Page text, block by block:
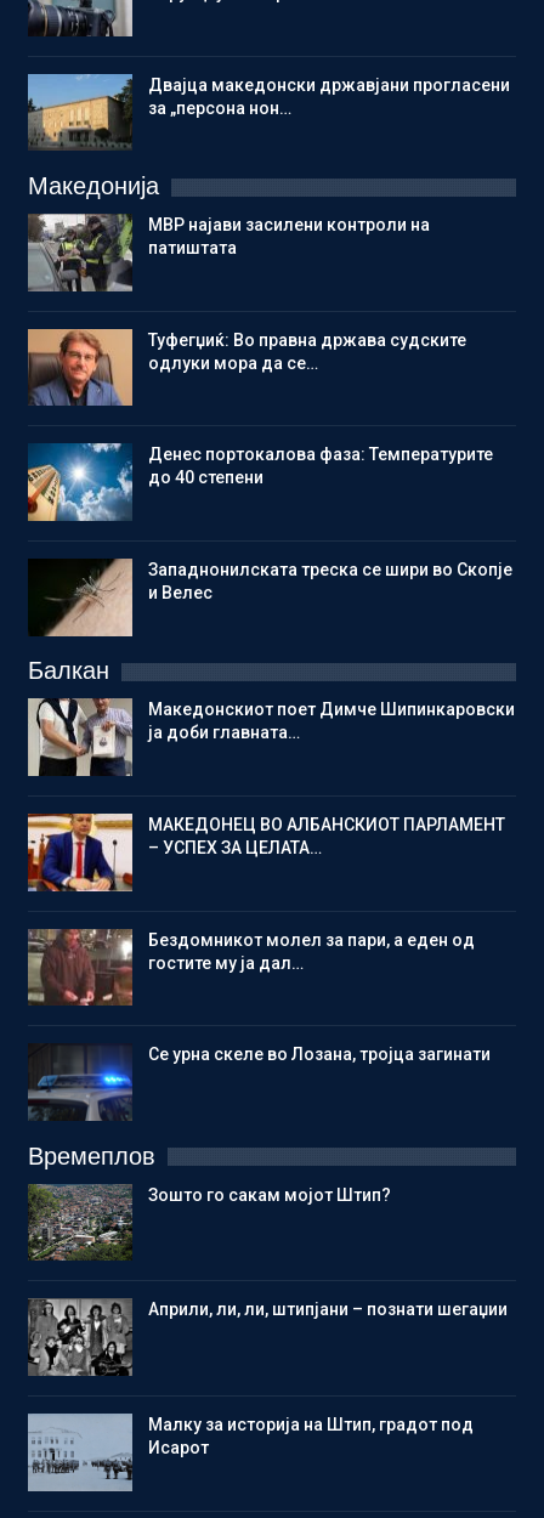
Двајца македонски државјани прогласени
за „персона нон…
Македонија
МВР најави засилени контроли на
патиштата
Туфегџиќ: Во правна држава судските
одлуки мора да се…
Денес портокалова фаза: Температурите
до 40 степени
Западнонилската треска се шири во Скопје
и Велес
Балкан
Македонскиот поет Димче Шипинкаровски
ја доби главната…
МАКЕДОНЕЦ ВО АЛБАНСКИОТ ПАРЛАМЕНТ
– УСПЕХ ЗА ЦЕЛАТА…
Бездомникот молел за пари, а еден од
гостите му ја дал…
Се урна скеле во Лозана, тројца загинати
Времеплов
Зошто го сакам мојот Штип?
Aприли, ли, ли, штипјани – познати шегаџии
Малку за историја на Штип, градот под
Исарот